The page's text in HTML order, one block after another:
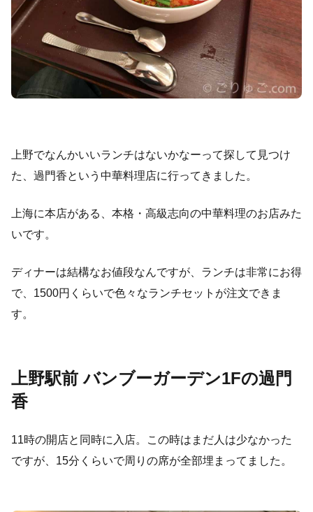
上野でなんかいいランチはないかなーって探して見つけ
た、過門香という中華料理店に行ってきました。
上海に本店がある、本格・高級志向の中華料理のお店みた
いです。
ディナーは結構なお値段なんですが、ランチは非常にお得
で、1500円くらいで色々なランチセットが注文できま
す。
上野駅前 バンブーガーデン1Fの過門
香
11時の開店と同時に入店。この時はまだ人は少なかった
ですが、15分くらいで周りの席が全部埋まってました。